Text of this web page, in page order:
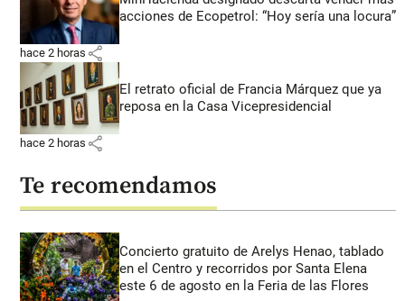
acciones de Ecopetrol: “Hoy sería una locura”
hace 2 horas share
El retrato oficial de Francia Márquez que ya
reposa en la Casa Vicepresidencial
hace 2 horas share
Te recomendamos
Concierto gratuito de Arelys Henao, tablado
en el Centro y recorridos por Santa Elena
este 6 de agosto en la Feria de las Flores